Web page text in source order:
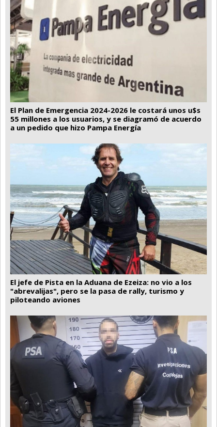
El Plan de Emergencia 2024-2026 le costará unos u$s
55 millones a los usuarios, y se diagramó de acuerdo
a un pedido que hizo Pampa Energía
El jefe de Pista en la Aduana de Ezeiza: no vio a los
"abrevalijas", pero se la pasa de rally, turismo y
piloteando aviones